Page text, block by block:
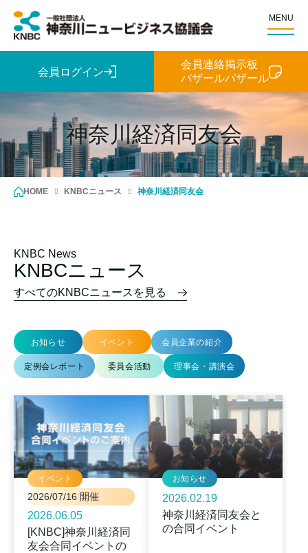
MENU
会員ログイン
会員連絡掲示板
バザールバザール
神奈川経済同友会
HOME KNBCニュース 神奈川経済同友会
KNBC News
KNBCニュース
すべてのKNBCニュースを見る
お知らせ イベント 会員企業の紹介
定例会レポート 委員会活動 理事会・講演会
2026/07/16 開催
イベント
2026.06.05
[KNBC]神奈川経済同
友会合同イベントの
お知らせ
2026.02.19
神奈川経済同友会と
の合同イベント